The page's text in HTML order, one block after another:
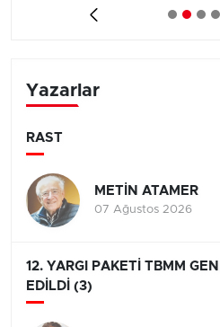
Yazarlar
RAST
METİN ATAMER
07 Ağustos 2026
12. YARGI PAKETİ TBMM
EDİLDİ (3)